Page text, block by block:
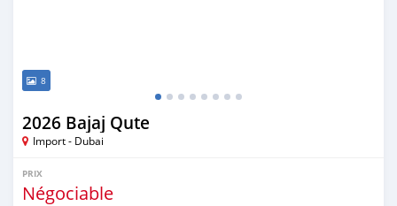
8
2026 Bajaj Qute
Import - Dubai
PRIX
Négociable